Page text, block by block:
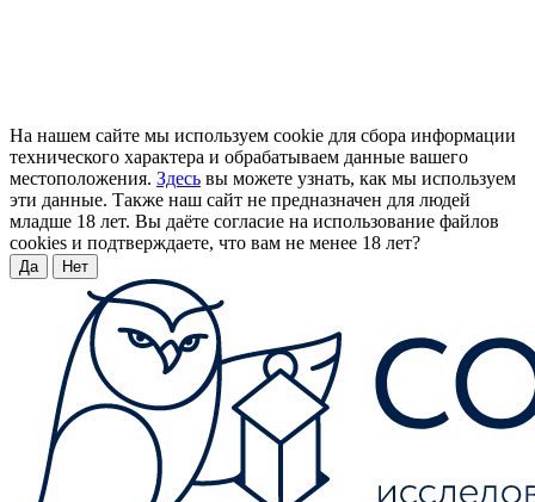
На нашем сайте мы используем cookie для сбора информации
технического характера и обрабатываем данные вашего
местоположения. Здесь вы можете узнать, как мы используем
эти данные. Также наш сайт не предназначен для людей
младше 18 лет. Вы даёте согласие на использование файлов
cookies и подтверждаете, что вам не менее 18 лет?
Да Нет